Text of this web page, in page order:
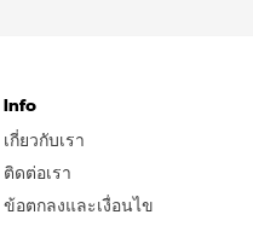
Info
เกี่ยวกับเรา
ติดต่อเรา
ข้อตกลงและเงื่อนไข